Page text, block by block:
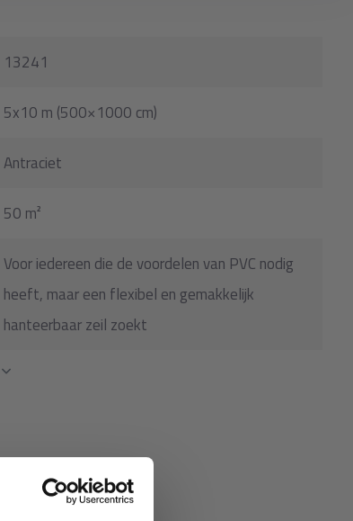
13241
5x10 m (500×1000 cm)
Antraciet
50 m²
Voor iedereen die de voordelen van PVC nodig
heeft, maar een flexibel en gemakkelijk
hanteerbaar zeil zoekt